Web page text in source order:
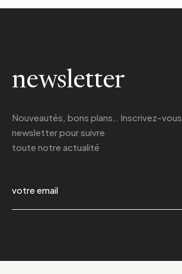
newsletter
Nouveautés, bons plans.. Inscrivez-vous
newsletterpour suivre
toute notre actualité